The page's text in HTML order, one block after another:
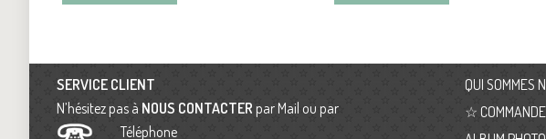
SERVICE CLIENT
N’hésitez pas à NOUS CONTACTER par Mail ou par
Téléphone
QUI SOMMES
☆